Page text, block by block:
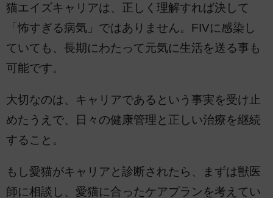
猫エイズキャリアは、正しく理解すれば決して
「怖すぎる病気」ではありません。FIVに感染し
ていても、長期にわたって元気に生活を送る事も
可能です。
大切なのは、キャリアであるという事実を受け止
めたうえで、日々の健康管理と正しい治療を継続
すること。
もし愛猫がキャリアと診断されたら、まずは獣医
師に相談し、愛猫に合ったケアプランを考えてい